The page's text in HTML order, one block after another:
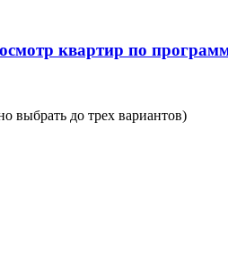
квартир по
выбрать до трех вариантов)